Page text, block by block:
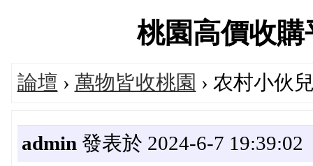
桃園高價收
論壇 › 萬物皆收桃園 › 农村小伙
admin 發表於 2024-6-7 19:39:02